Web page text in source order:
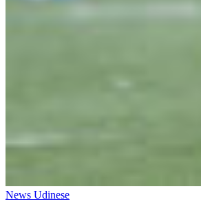
News Udinese